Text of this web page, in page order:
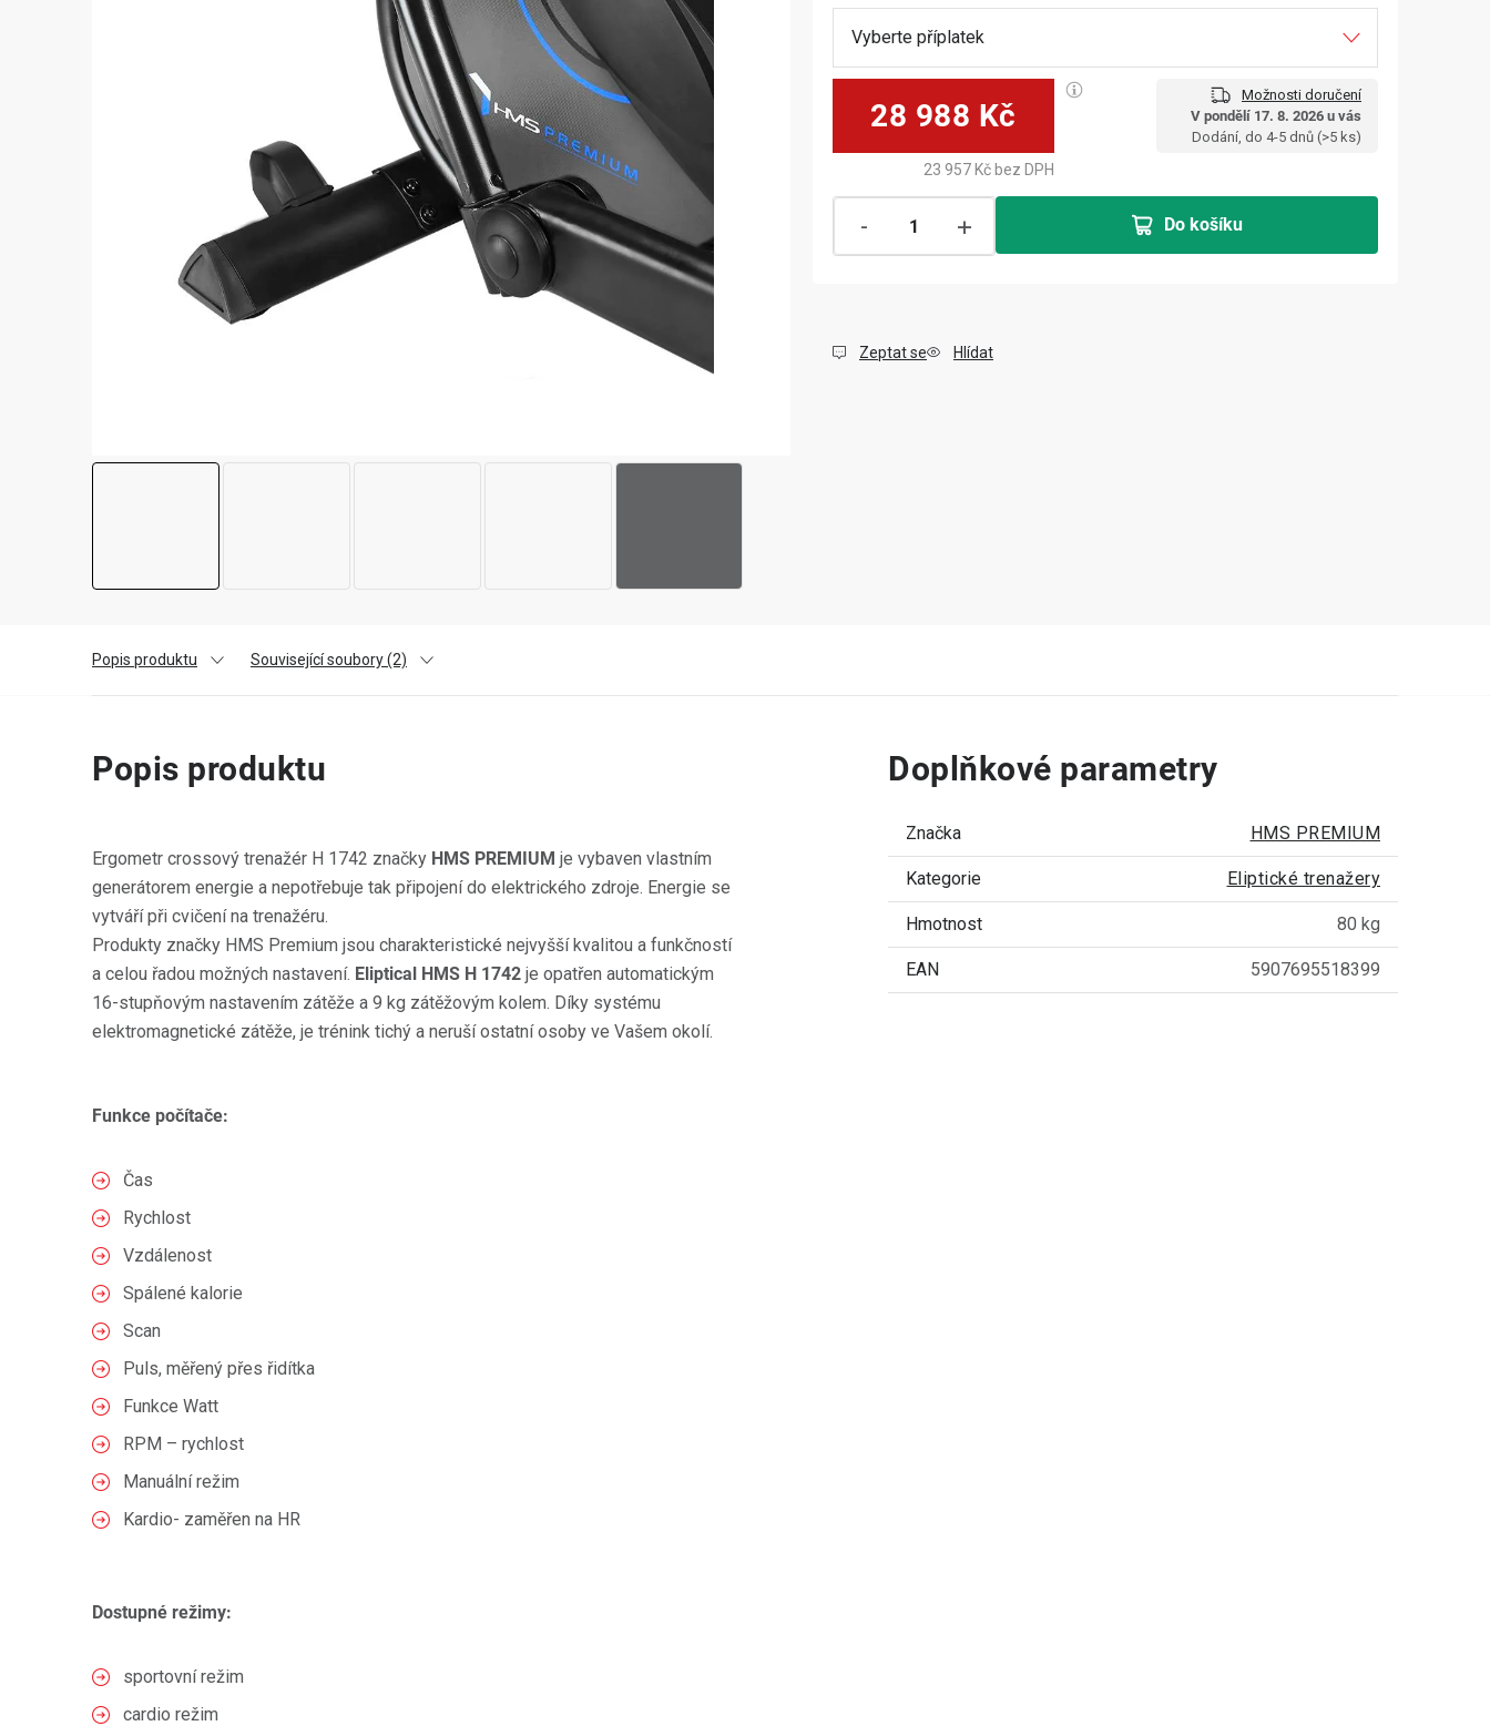
28 988 Kč
Možnosti doručení
V pondělí 17. 8. 2026 u vás
Dodání, do 4-5 dnů (>5 ks)
23 957 Kč bez DPH
Do košíku
Zeptat se Hlídat
Popis produktu Související soubory (2)
Popis produktu
Ergometr crossový trenažér H 1742 značky HMS PREMIUM je vybaven vlastním
generátorem energie a nepotřebuje tak připojení do elektrického zdroje. Energie se
vytváří při cvičení na trenažéru.
Produkty značky HMS Premium jsou charakteristické nejvyšší kvalitou a funkčností
a celou řadou možných nastavení. Eliptical HMS H 1742 je opatřen automatickým
16-stupňovým nastavením zátěže a 9 kg zátěžovým kolem. Díky systému
elektromagnetické zátěže, je trénink tichý a neruší ostatní osoby ve Vašem okolí.
Funkce počítače:
Čas
Rychlost
Vzdálenost
Spálené kalorie
Scan
Puls, měřený přes řidítka
Funkce Watt
RPM – rychlost
Manuální režim
Kardio- zaměřen na HR
Dostupné režimy:
sportovní režim
cardio režim
Doplňkové parametry
Značka HMS PREMIUM
Kategorie Eliptické trenažery
Hmotnost 80 kg
EAN 5907695518399